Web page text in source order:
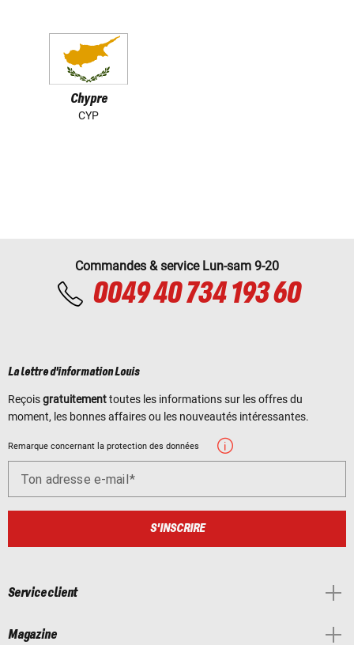
Chypre
CYP
Commandes & service Lun-sam 9-20
0049 40 734 193 60
La lettre d'information Louis
Reçoisgratuitementtoutes les informations sur les offres du
moment, les bonnes affaires ou les nouveautés intéressantes.
Remarque concernant la protection des données
Ton adresse e-mail
S'INSCRIRE
Service client
Magazine